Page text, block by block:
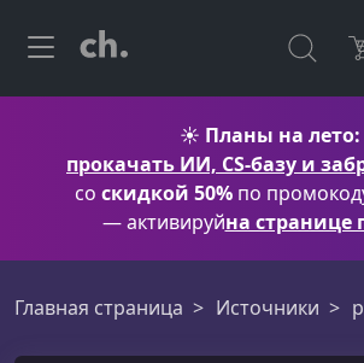
☀️ Планы на лето:
прокачать ИИ, CS-базу и
со скидкой 50% по
— активируйна странице
Главная страница Источники